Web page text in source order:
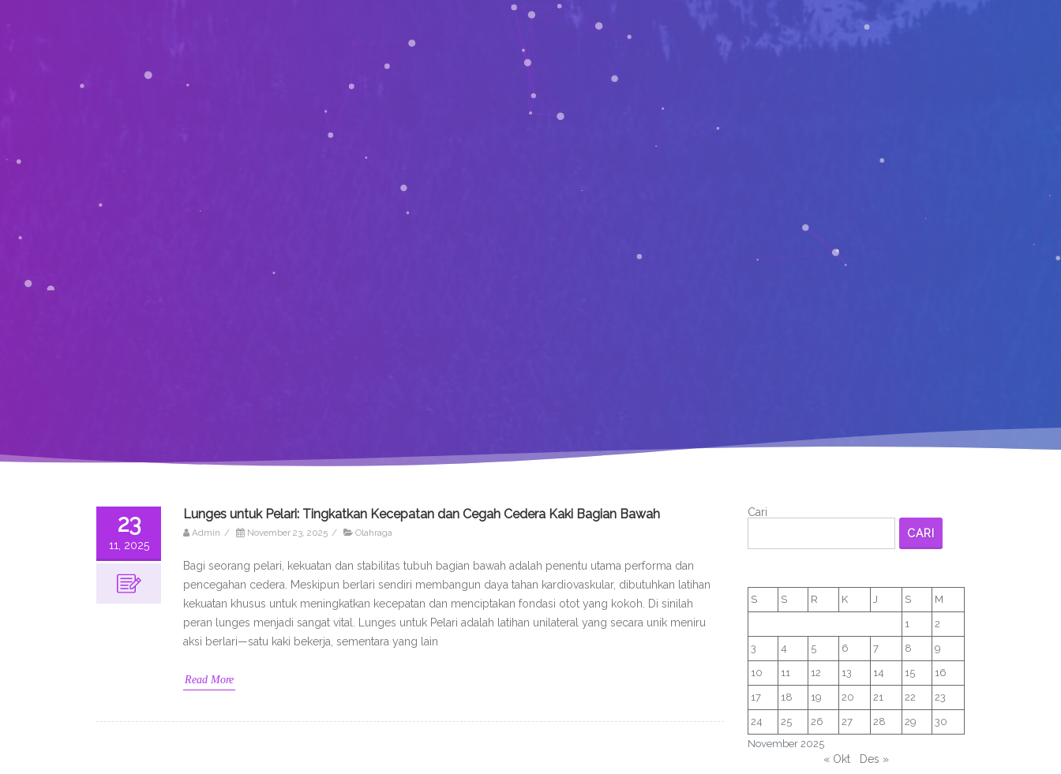
23
11, 2025
Lunges untuk Pelari: Tingkatkan Kecepatan dan Cegah Cedera Kaki Bagian Bawah
Admin / November 23, 2025 / Olahraga
Bagi seorang pelari, kekuatan dan stabilitas tubuh bagian bawah adalah penentu utama performa dan
pencegahan cedera. Meskipun berlari sendiri membangun daya tahan kardiovaskular, dibutuhkan latihan
kekuatan khusus untuk meningkatkan kecepatan dan menciptakan fondasi otot yang kokoh. Di sinilah
peran lunges menjadi sangat vital. Lunges untuk Pelari adalah latihan unilateral yang secara unik meniru
aksi berlari—satu kaki bekerja, sementara yang lain
Read More
Cari
CARI
November 2025
S S R K J S M
1 2
3 4 5 6 7 8 9
10 11 12 13 14 15 16
17 18 19 20 21 22 23
24 25 26 27 28 29 30
« Okt Des »